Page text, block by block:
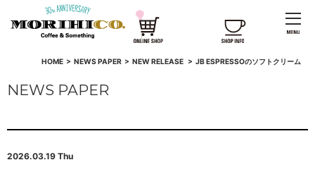
HOME> NEWS PAPER> NEW RELEASE > JB ESPRESSOのソフトクリーム
NEWS PAPER
2026.03.19 Thu